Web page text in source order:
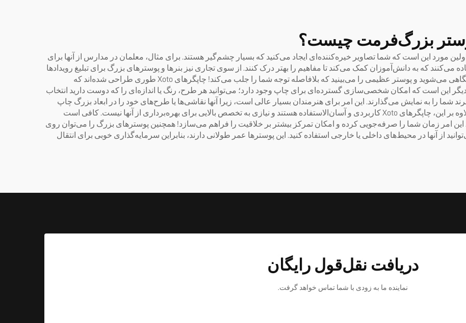
۶۰۹۰
پوستر بزرگ‌فرمت چیست؟
مورد این است که شما تصاویر خیره‌کننده‌ای ایجاد می‌کنید که بسیار چشم‌گیر هستند. برای مثال، معلمان در مدارس از آنها برای
می‌کنند که به دانش‌آموزان کمک می‌کند تا مفاهیم را بهتر درک کنند. از سوی تجاری نیز بنرها و پوسترهای بزرگ برای تبلیغ رویدادها
یا تخفیف‌ها بسیار مناسب هستند. تصور کنید وارد فروشگاهی می‌شوید و پوستر عظیمی را می‌بینید که بلافاصله توجه شما را جلب می‌کند! چاپگرهای Xoto طوری طراحی شده‌اند که
دیگر این است که امکان شخصی‌سازی گسترده‌ای برای چاپ وجود دارد؛ می‌توانید هر طرح، رنگ یا اندازه‌ای را که دوست دارید انتخاب
شما را به نمایش می‌گذارند. این امر برای هنرمندان بسیار عالی است، زیرا آنها نقاشی‌ها یا طرح‌های خود را در ابعاد بزرگ چاپ
می‌کنند که برای نمایشگاه‌ها یا گالری‌ها ایده‌آل است. علاوه بر این، چاپگرهای Xoto کاربردی و آسان‌الاستفاده هستند و نیازی به تخصص بالایی برای بهره‌برداری از آنها نیست. کافی است
این امر زمان شما را صرفه‌جویی کرده و امکان تمرکز بیشتر بر خلاقیت را فراهم می‌سازد! همچنین پوسترهای بزرگ را می‌توان روی
از آنها در محیط‌های داخلی یا خارجی استفاده کنید. این پوسترها عمر طولانی دارند، بنابراین سرمایه‌گذاری خوبی برای انتقال
دریافت نقل‌قول رایگان
نماینده ما به زودی با شما تماس خواهد گرفت.